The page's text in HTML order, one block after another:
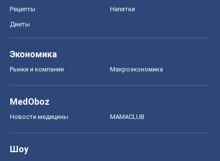
Рецепты Напитки
Диеты
Экономика
Рынки и компании Mакроэкономика
MedOboz
Новости медицины MAMACLUB
Шоу